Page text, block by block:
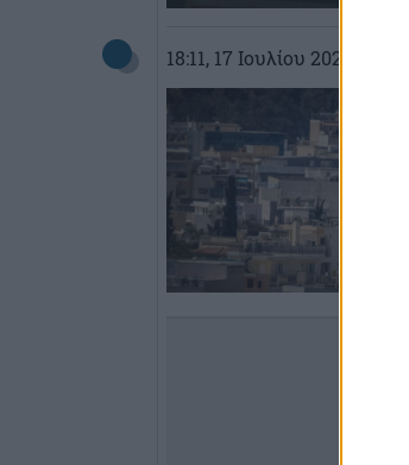
18:11, 17 Ιουλίου 2024